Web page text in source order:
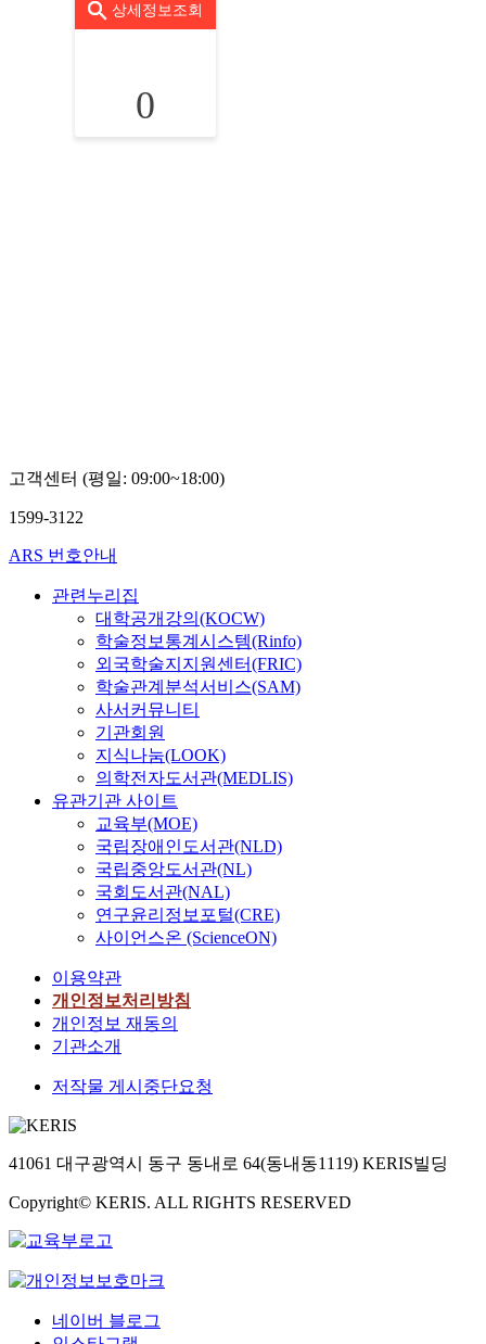
상세정보조회
0
고객센터 (평일: 09:00~18:00)
1599-3122
ARS 번호안내
관련누리집
대학공개강의(KOCW)
학술정보통계시스템(Rinfo)
외국학술지지원센터(FRIC)
학술관계분석서비스(SAM)
사서커뮤니티
기관회원
지식나눔(LOOK)
의학전자도서관(MEDLIS)
유관기관 사이트
교육부(MOE)
국립장애인도서관(NLD)
국립중앙도서관(NL)
국회도서관(NAL)
연구윤리정보포털(CRE)
사이언스온 (ScienceON)
이용약관
개인정보처리방침
개인정보 재동의
기관소개
저작물 게시중단요청
41061 대구광역시 동구 동내로 64(동내동1119) KERIS빌딩
Copyright© KERIS. ALL RIGHTS RESERVED
네이버 블로그